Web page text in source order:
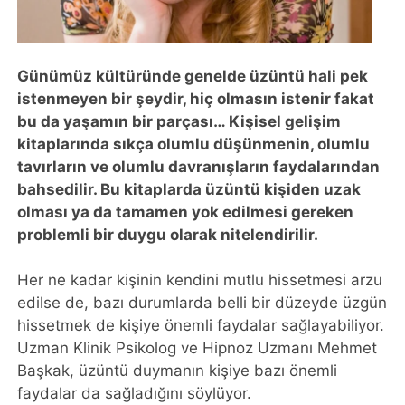
Günümüz kültüründe genelde üzüntü hali pek
istenmeyen bir şeydir, hiç olmasın istenir fakat
bu da yaşamın bir parçası… Kişisel gelişim
kitaplarında sıkça olumlu düşünmenin, olumlu
tavırların ve olumlu davranışların faydalarından
bahsedilir. Bu kitaplarda üzüntü kişiden uzak
olması ya da tamamen yok edilmesi gereken
problemli bir duygu olarak nitelendirilir.
Her ne kadar kişinin kendini mutlu hissetmesi arzu
edilse de, bazı durumlarda belli bir düzeyde üzgün
hissetmek de kişiye önemli faydalar sağlayabiliyor.
Uzman Klinik Psikolog ve Hipnoz Uzmanı Mehmet
Başkak, üzüntü duymanın kişiye bazı önemli
faydalar da sağladığını söylüyor.